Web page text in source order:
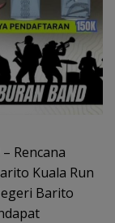
– Rencana
Kuala Run
Barito